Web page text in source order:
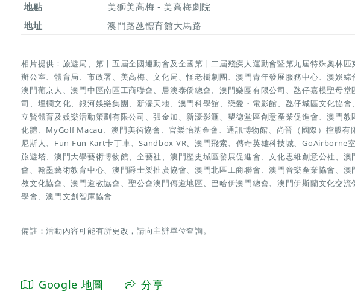
地點
美獅美高梅 - 美高梅劇院
地址
澳門路氹體育館大馬路
相片提供：旅遊局、第十五屆全國運動會及全國第十二屆殘疾人運動會暨第九屆特殊奧林
辦公室、體育局、市政署、美高梅、文化局、怪老樹劇團、澳門青年發展服務中心、澳娛綜
澳門葡京人、澳門中區南區工商聯會、居澳泰僑總會、澳門樂團有限公司、氹仔嘉模聖母堂
司、埋欄文化、銀河娛樂集團、新濠天地、澳門科學館、戀愛・電影館、氹仔城區文化協
立賢體育及娛樂活動策劃有限公司、張金加、新濠影滙、望德堂區創意產業促進會、澳門教
化體、MyGolf Macau、澳門美術協會、官樂怡基金會、通訊博物館、尚晉（國際）控股有
尼斯人、Fun Fun Kart卡丁車、Sandbox VR、澳門飛索、傳奇英雄科技城、GoAirborne
旅遊塔、澳門大學藝術博物館、全藝社、澳門歷史城區發展促進會、文化思維創意公社、澳
會、翰墨藝術教育中心、澳門爵士樂推廣協會、澳門北區工商聯會、澳門音樂產業協會、澳
教文化協會、澳門道教協會、聖公會澳門傳道地區、巴哈伊澳門總會、澳門伊斯蘭文化交
學會、澳門文創智庫協會
備註：活動內容可能有所更改，請向主辦單位查詢。
Google 地圖 分享